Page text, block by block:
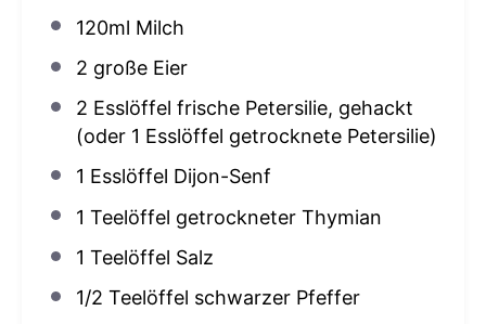
120ml Milch
2 große Eier
2 Esslöffel frische Petersilie, gehackt
(oder 1 Esslöffel getrocknete Petersilie)
1 Esslöffel Dijon-Senf
1 Teelöffel getrockneter Thymian
1 Teelöffel Salz
1/2 Teelöffel schwarzer Pfeffer